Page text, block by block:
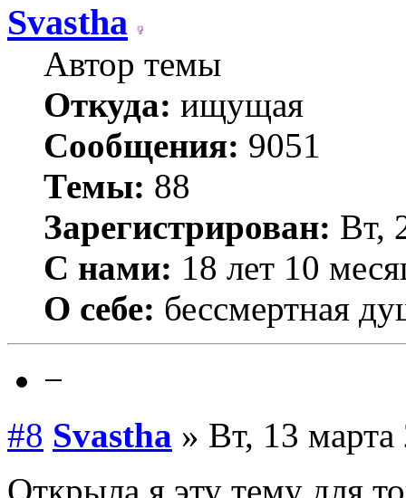
Svastha
Автор темы
Откуда: ищущая
Сообщения: 9051
Темы: 88
Зарегистрирован: Вт,
С нами: 18 лет 10
О себе: бессмертная
−
#8 Svastha » Вт, 13
Открыла я эту тему для